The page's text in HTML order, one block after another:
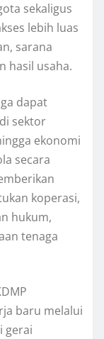
sekaligus
lebih luas
sarana
hasil usaha.
dapat
sektor
ekonomi
secara
koperasi,
hukum,
tenaga
baru melalui
gerai